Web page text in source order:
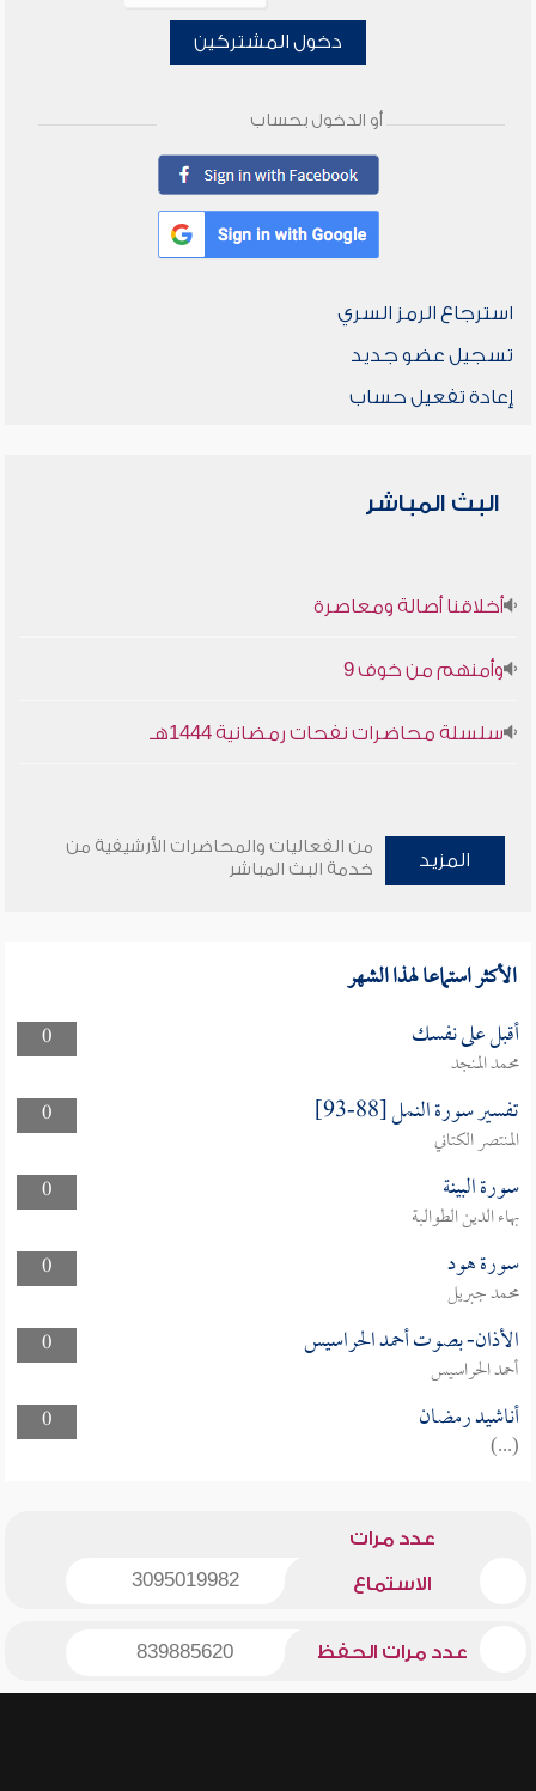
دخول المشتركين
أو الدخول بحساب
استرجاع الرمز السري
تسجيل عضو جديد
إعادة تفعيل حساب
البث المباشر
أخلاقنا أصالة ومعاصرة
وأمنهم من خوف 9
سلسلة محاضرات نفحات رمضانية 1444هـ
المزيد
من الفعاليات والمحاضرات الأرشيفية من
خدمة البث المباشر
الأكثر استماعا لهذا الشهر
0 أقبل على نفسك
محمد المنجد
0
تفسير سورة النمل [88-93]
المنتصر الكتاني
0
سورة البينة
بهاء الدين الطوالبة
0
سورة هود
محمد جبريل
0
الأذان- بصوت أحمد الحراسيس
أحمد الحراسيس
0
أناشيد رمضان
(...)
عدد مرات
الاستماع 3095019982
عدد مرات الحفظ 839885620